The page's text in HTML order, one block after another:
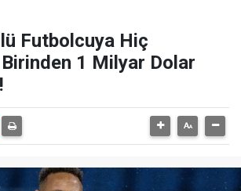
Futbolcuya Hiç
Birinden 1 Milyar Dolar